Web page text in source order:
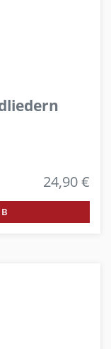
24,90 €